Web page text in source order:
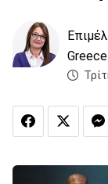
Greece